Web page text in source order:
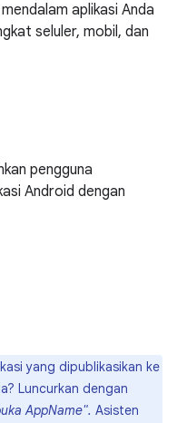
aplikasi Anda
seluler, mobil, dan
pengguna
Android dengan
yang dipublikasikan ke
Luncurkan dengan
AppName". Asisten